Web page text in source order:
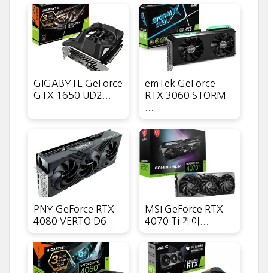
GIGABYTE GeForce
GTX 1650 UD2...
emTek GeForce
RTX 3060 STORM
PNY GeForce RTX
4080 VERTO D6...
MSI GeForce RTX
4070 Ti 게이...